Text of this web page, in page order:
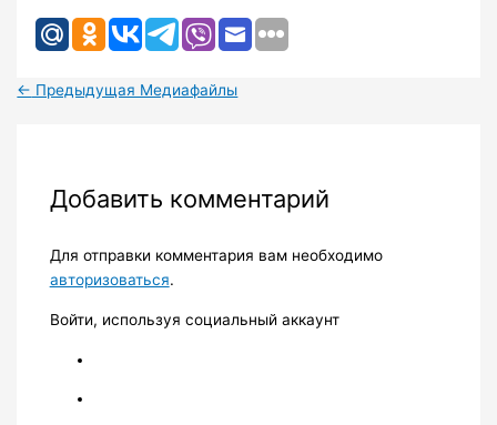
← Предыдущая Медиафайлы
Добавить комментарий
Для отправки комментария вам необходимо
авторизоваться.
Войти, используя социальный аккаунт